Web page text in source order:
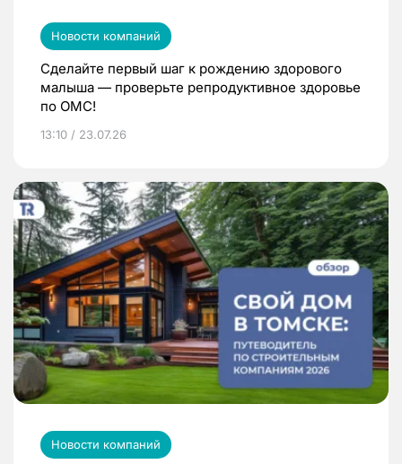
Новости компаний
Сделайте первый шаг к рождению здорового
малыша — проверьте репродуктивное здоровье
по ОМС!
13:10 / 23.07.26
Новости компаний